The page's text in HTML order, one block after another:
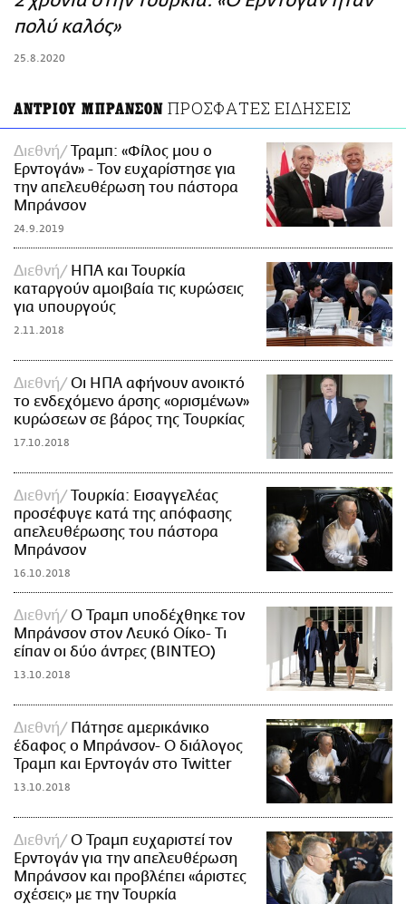
ΑΜΠΑ
πολύ καλός»
25.8.2020
ΑΝΤΡΙΟΥ ΜΠΡΑΝΣΟΝ ΠΡΟΣΦΑΤΕΣ ΕΙΔΗΣΕΙΣ
Διεθνή
Τραμπ: «Φίλος μου ο
Ερντογάν» - Τον ευχαρίστησε για
την απελευθέρωση του πάστορα
Μπράνσον
24.9.2019
Διεθνή
ΗΠΑ και Τουρκία
καταργούν αμοιβαία τις κυρώσεις
για υπουργούς
2.11.2018
Διεθνή
Οι ΗΠΑ αφήνουν ανοικτό
το ενδεχόμενο άρσης «ορισμένων»
κυρώσεων σε βάρος της Τουρκίας
17.10.2018
Διεθνή
Τουρκία: Εισαγγελέας
προσέφυγε κατά της απόφασης
απελευθέρωσης του πάστορα
Μπράνσον
16.10.2018
Διεθνή
Ο Τραμπ υποδέχθηκε τον
Μπράνσον στον Λευκό Οίκο- Τι
είπαν οι δύο άντρες (ΒΙΝΤΕΟ)
13.10.2018
Διεθνή
Πάτησε αμερικάνικο
έδαφος ο Μπράνσον- O διάλογος
Τραμπ και Ερντογάν στο Twitter
13.10.2018
Διεθνή
Ο Τραμπ ευχαριστεί τον
Ερντογάν για την απελευθέρωση
Μπράνσον και προβλέπει «άριστες
σχέσεις» με την Τουρκία